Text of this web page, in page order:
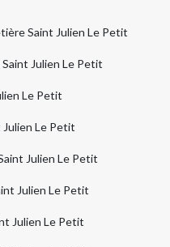
Saint Julien Le Petit
Julien Le Petit
Le Petit
Julien Le Petit
Julien Le Petit
Julien Le Petit
Julien Le Petit